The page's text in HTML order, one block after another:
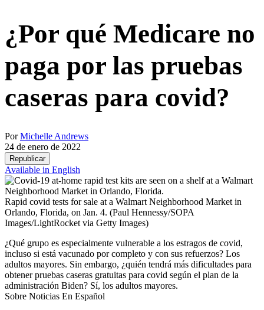
¿Por qué Medicare no
paga por las pruebas
caseras para covid?
PorMichelle Andrews
24 de enero de 2022
Republicar
Available in English
Rapid covid tests for sale at a Walmart Neighborhood Market in
Orlando, Florida, on Jan. 4. (Paul Hennessy/SOPA
Images/LightRocket via Getty Images)
¿Qué grupo es especialmente vulnerable a los estragos de covid,
incluso si está vacunado por completo y con sus refuerzos? Los
adultos mayores. Sin embargo, ¿quién tendrá más dificultades para
obtener pruebas caseras gratuitas para covid según el plan de la
administración Biden? Sí, los adultos mayores.
Sobre Noticias En Español